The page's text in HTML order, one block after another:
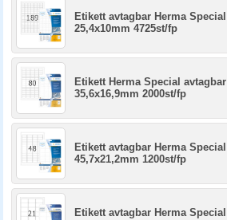
Etikett avtagbar Herma Special
25,4x10mm 4725st/fp
Etikett Herma Special avtagbar
35,6x16,9mm 2000st/fp
Etikett avtagbar Herma Special
45,7x21,2mm 1200st/fp
Etikett avtagbar Herma Special